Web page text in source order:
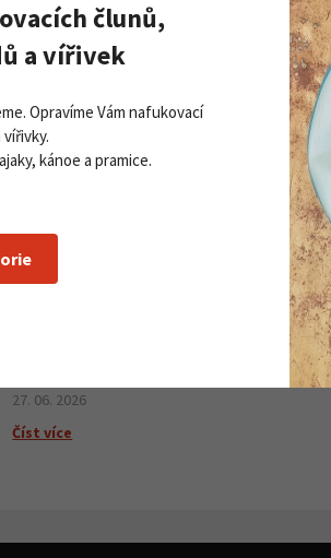
Zobrazit všechny
Paddleboardy Viking nově v naší
27. 06. 2026
Číst více
člunů,
a vířivek
Opravíme Vám nafukovací
kánoe a pramice.